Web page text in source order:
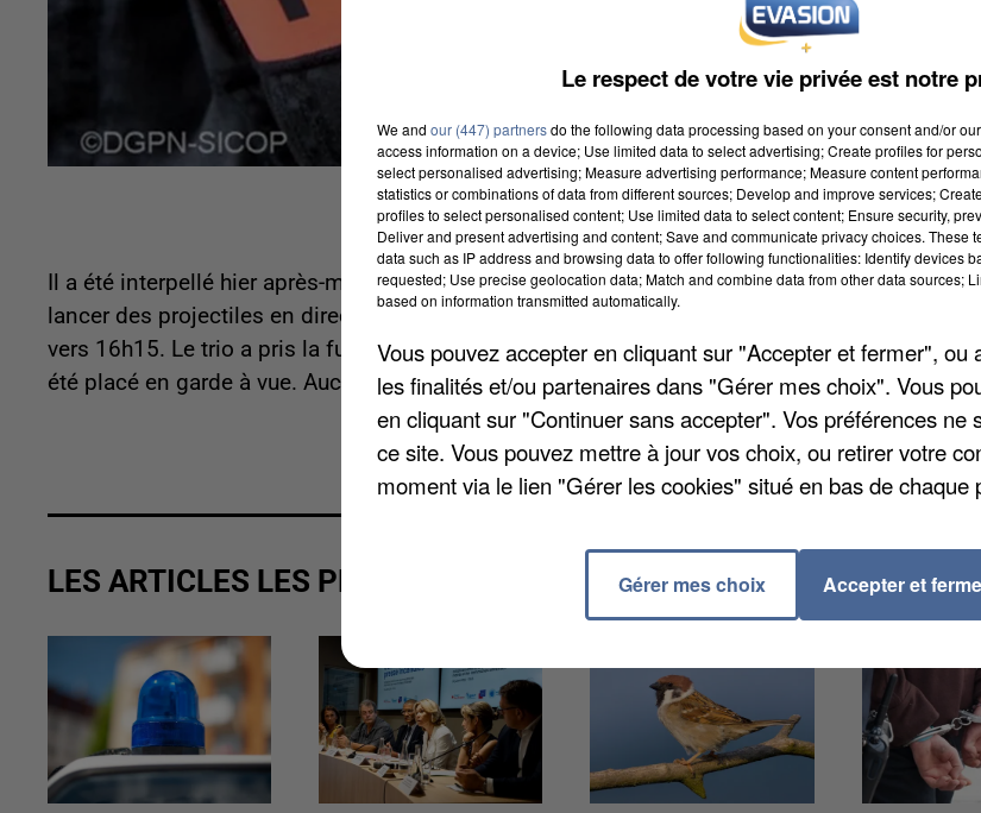
Il a été interpellé hier après-midi à Meulan-en-Yvelines. Le jeune garçon et deux camarades
lancer des projectiles en direction d'une équipe de la Bac qui patrouillait dans l'allée des
vers 16h15. Le trio a pris la fuite, mais les policiers sont parvenus à rattraper le garçon de
été placé en garde à vue. Aucun blessé n'est à déplorer.
LES ARTICLES LES PLUS VUS
Le respect de votre vie privée est notre
We and our (447) partnersdo the following data processing based on your consent and/or
access information on a device; Use limited data to select advertising; Create profiles for
select personalised advertising; Measure advertising performance; Measure content
statistics or combinations of data from different sources; Develop and improve services;
profiles to select personalised content; Use limited data to select content; Ensure security,
Deliver and present advertising and content; Save and communicate privacy choices. These
data such as IP address and browsing data to offer following functionalities: Identify devices
requested; Use precise geolocation data; Match and combine data from other data sources;
based on information transmitted automatically.
Vous pouvez accepter en cliquant sur "Accepter et fermer", ou
les finalités et/ou partenaires dans "Gérer mes choix". Vous
en cliquant sur "Continuer sans accepter". Vos préférences ne
ce site. Vous pouvez mettre à jour vos choix, ou retirer votre
moment via le lien "Gérer les cookies" situé en bas de chaque
Gérer mes choix Accepter et